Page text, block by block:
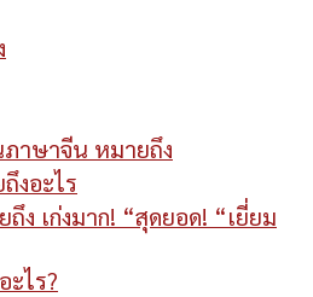
ภาษาจีน หมายถึง
งอะไร
ง เก่งมาก! “สุดยอด! “เยี่ยม
ะไร?